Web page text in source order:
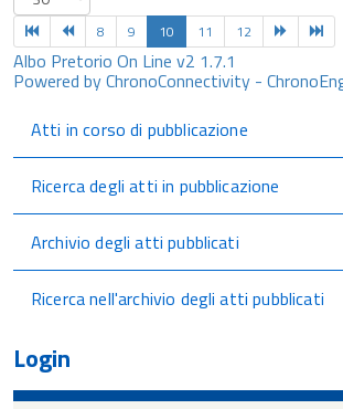
8 9 10 11 12
Albo Pretorio On Line v2 1.7.1
Powered by ChronoConnectivity -
Atti in corso di pubblicazione
Ricerca degli atti in pubblicazione
Archivio degli atti pubblicati
Ricerca nell'archivio degli atti pubblicati
Login